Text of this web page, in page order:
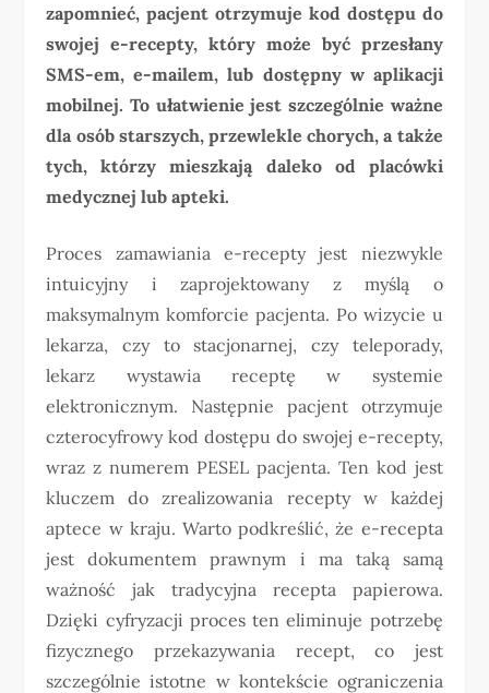
zapomnieć, pacjent otrzymuje kod dostępu do
swojej e-recepty, który może być przesłany
SMS-em, e-mailem, lub dostępny w aplikacji
mobilnej. To ułatwienie jest szczególnie ważne
dla osób starszych, przewlekle chorych, a także
tych, którzy mieszkają daleko od placówki
medycznej lub apteki.
Proces zamawiania e-recepty jest niezwykle
intuicyjny i zaprojektowany z myślą o
maksymalnym komforcie pacjenta. Po wizycie u
lekarza, czy to stacjonarnej, czy teleporady,
lekarz wystawia receptę w systemie
elektronicznym. Następnie pacjent otrzymuje
czterocyfrowy kod dostępu do swojej e-recepty,
wraz z numerem PESEL pacjenta. Ten kod jest
kluczem do zrealizowania recepty w każdej
aptece w kraju. Warto podkreślić, że e-recepta
jest dokumentem prawnym i ma taką samą
ważność jak tradycyjna recepta papierowa.
Dzięki cyfryzacji proces ten eliminuje potrzebę
fizycznego przekazywania recept, co jest
szczególnie istotne w kontekście ograniczenia